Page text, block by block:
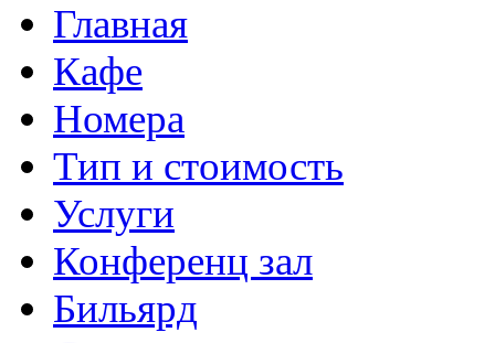
Главная
Кафе
Номера
Тип и стоимость
Услуги
Конференц зал
Бильярд